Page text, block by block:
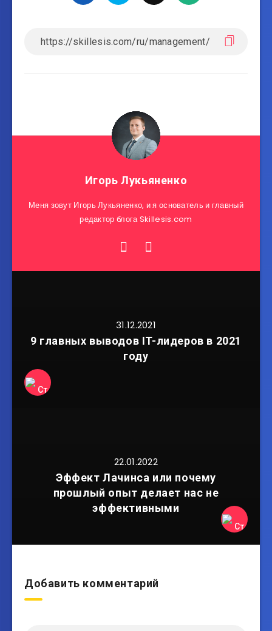
Игорь Лукьяненко
Меня зовут Игорь Лукьяненко, и я основатель и главный
редактор блога Skillesis.com
31.12.2021
9 главных выводов IT-лидеров в 2021
году
22.01.2022
Эффект Лачинса или почему
прошлый опыт делает нас не
эффективными
Добавить комментарий